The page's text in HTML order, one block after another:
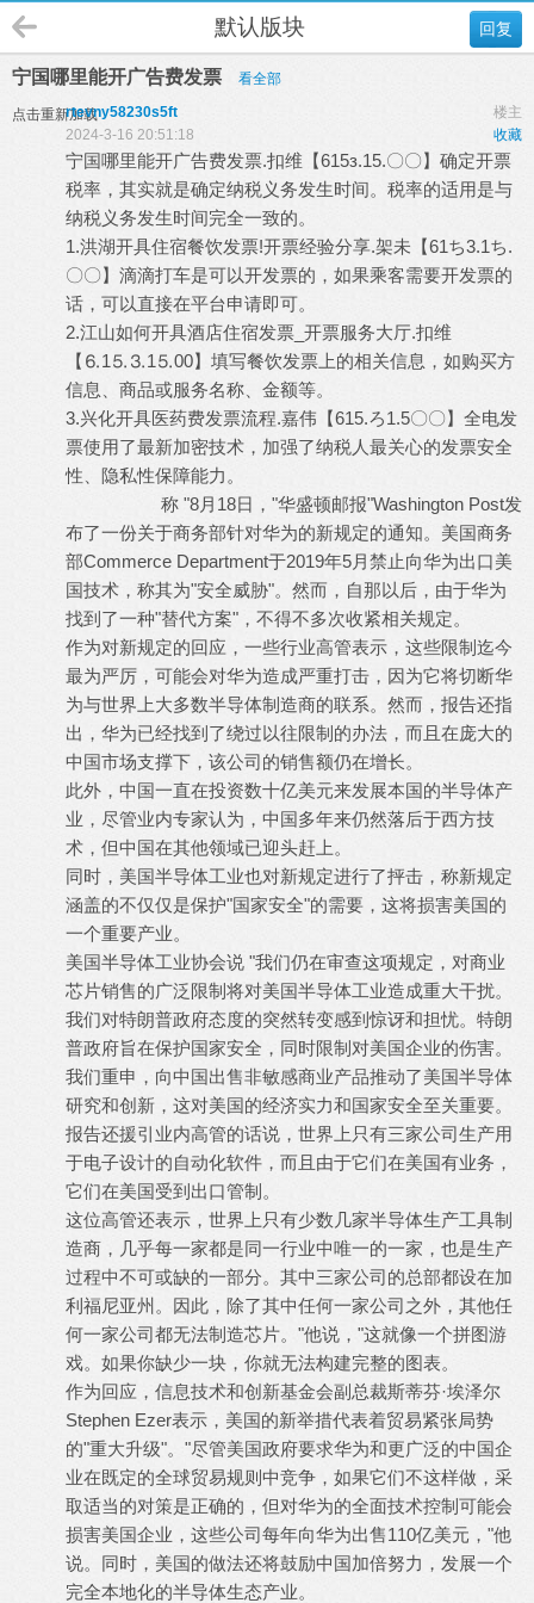
回复
默认版块
宁国哪里能开广告费发票 看全部
点击重新加载 楼主
rtevny58230s5ft
收藏
2024-3-16 20:51:18
宁国哪里能开广告费发票.扣维【615з.15.〇〇】确定开票
税率，其实就是确定纳税义务发生时间。税率的适用是与
纳税义务发生时间完全一致的。
1.洪湖开具住宿餐饮发票!开票经验分享.架未【61ち3.1ち.
〇〇】滴滴打车是可以开发票的，如果乘客需要开发票的
话，可以直接在平台申请即可。
2.江山如何开具酒店住宿发票_开票服务大厅.扣维
【⒍1⒌⒊1⒌00】填写餐饮发票上的相关信息，如购买方
信息、商品或服务名称、金额等。
3.兴化开具医药费发票流程.嘉伟【615.ろ1.5〇〇】全电发
票使用了最新加密技术，加强了纳税人最关心的发票安全
性、隐私性保障能力。
称 "8月18日，"华盛顿邮报"Washington Post发
布了一份关于商务部针对华为的新规定的通知。美国商务
部Commerce Department于2019年5月禁止向华为出口美
国技术，称其为"安全威胁"。然而，自那以后，由于华为
找到了一种"替代方案"，不得不多次收紧相关规定。
作为对新规定的回应，一些行业高管表示，这些限制迄今
最为严厉，可能会对华为造成严重打击，因为它将切断华
为与世界上大多数半导体制造商的联系。然而，报告还指
出，华为已经找到了绕过以往限制的办法，而且在庞大的
中国市场支撑下，该公司的销售额仍在增长。
此外，中国一直在投资数十亿美元来发展本国的半导体产
业，尽管业内专家认为，中国多年来仍然落后于西方技
术，但中国在其他领域已迎头赶上。
同时，美国半导体工业也对新规定进行了抨击，称新规定
涵盖的不仅仅是保护"国家安全"的需要，这将损害美国的
一个重要产业。
美国半导体工业协会说 "我们仍在审查这项规定，对商业
芯片销售的广泛限制将对美国半导体工业造成重大干扰。
我们对特朗普政府态度的突然转变感到惊讶和担忧。特朗
普政府旨在保护国家安全，同时限制对美国企业的伤害。
我们重申，向中国出售非敏感商业产品推动了美国半导体
研究和创新，这对美国的经济实力和国家安全至关重要。
报告还援引业内高管的话说，世界上只有三家公司生产用
于电子设计的自动化软件，而且由于它们在美国有业务，
它们在美国受到出口管制。
这位高管还表示，世界上只有少数几家半导体生产工具制
造商，几乎每一家都是同一行业中唯一的一家，也是生产
过程中不可或缺的一部分。其中三家公司的总部都设在加
利福尼亚州。因此，除了其中任何一家公司之外，其他任
何一家公司都无法制造芯片。"他说，"这就像一个拼图游
戏。如果你缺少一块，你就无法构建完整的图表。
作为回应，信息技术和创新基金会副总裁斯蒂芬·埃泽尔
Stephen Ezer表示，美国的新举措代表着贸易紧张局势
的"重大升级"。"尽管美国政府要求华为和更广泛的中国企
业在既定的全球贸易规则中竞争，如果它们不这样做，采
取适当的对策是正确的，但对华为的全面技术控制可能会
损害美国企业，这些公司每年向华为出售110亿美元，"他
说。同时，美国的做法还将鼓励中国加倍努力，发展一个
完全本地化的半导体生态产业。